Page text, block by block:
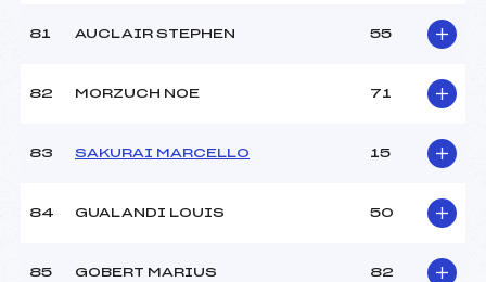
81 AUCLAIR STEPHEN 55
82 MORZUCH NOE 71
83 SAKURAI MARCELLO 15
84 GUALANDI LOUIS 50
85 GOBERT MARIUS 82